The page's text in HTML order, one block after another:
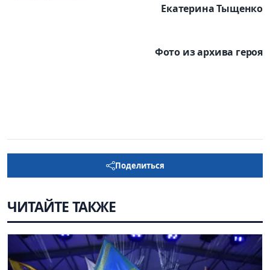
Екатерина Тыщенко
Фото из архива героя
Поделиться
ЧИТАЙТЕ ТАКЖЕ